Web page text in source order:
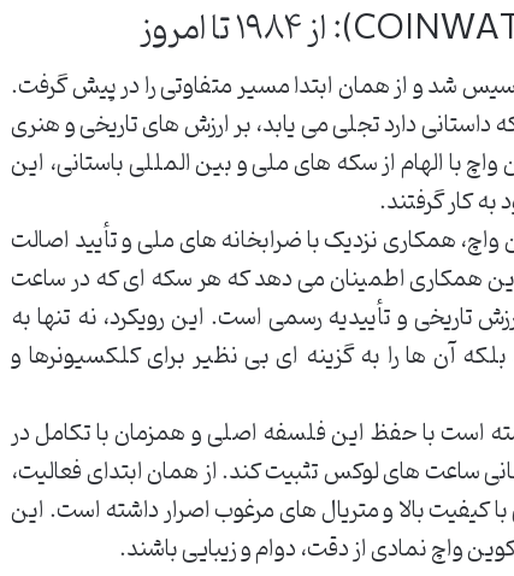
۱۹۸۴ در استرالیا تأسیس شد و از همان ابتدا مسیر متفاوتی را در پیش گرفت.
دارد تجلی می یابد، بر ارزش های تاریخی و هنری
با الهام از سکه های ملی و بین المللی باستانی، این
کار گرفتند.
همکاری نزدیک با ضرابخانه های ملی و تأیید اصالت
همکاری اطمینان می دهد که هر سکه ای که در ساعت
تاریخی و تأییدیه رسمی است. این رویکرد، نه تنها به
آن ها را به گزینه ای بی نظیر برای کلکسیونرها و
است با حفظ این فلسفه اصلی و همزمان با تکامل در
ساعت های لوکس تثبیت کند. از همان ابتدای فعالیت،
کیفیت بالا و متریال های مرغوب اصرار داشته است. این
واچ نمادی از دقت، دوام و زیبایی باشند.